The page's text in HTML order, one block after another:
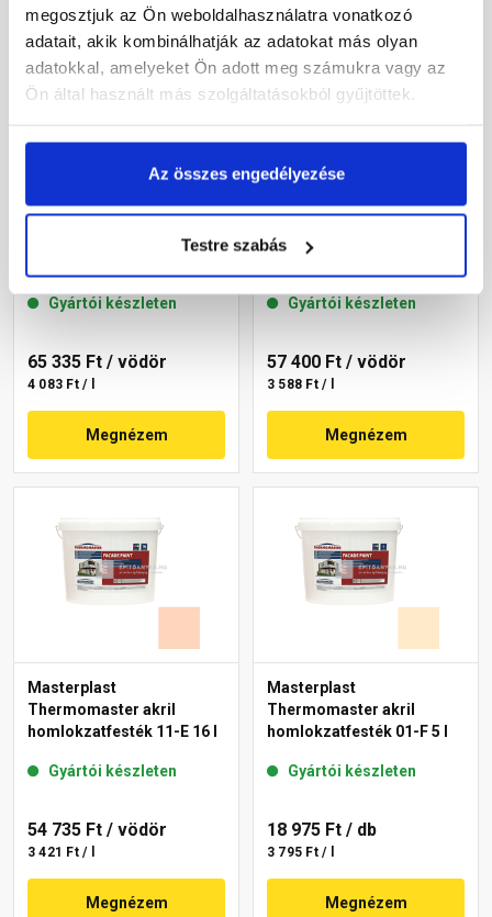
megosztjuk az Ön weboldalhasználatra vonatkozó
adatait, akik kombinálhatják az adatokat más olyan
adatokkal, amelyeket Ön adott meg számukra vagy az
Ön által használt más szolgáltatásokból gyűjtöttek.
Az összes engedélyezése
Testre szabás
Masterplast
Gyártói készleten
65 335 Ft / vödör
4 083 Ft / l
Megnézem
Masterplast
Thermomaster akril
Gyártói készleten
57 400 Ft / vödör
3 588 Ft / l
Megnézem
Masterplast
Thermomaster akril
homlokzatfesték 11-E 16 l
Gyártói készleten
54 735 Ft / vödör
3 421 Ft / l
Megnézem
Masterplast
Thermomaster akril
homlokzatfesték 01-F 5 l
Gyártói készleten
18 975 Ft / db
3 795 Ft / l
Megnézem